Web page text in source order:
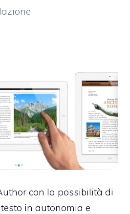
con la possibilità di
in autonomia e